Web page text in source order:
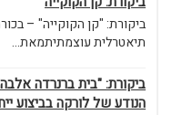
ביקורת: "קן הקוקייה" –
תיאטרלית עוצמתיתמאת...
ביקורת: "בית ברנרדה
הנודע של לורקה בביצוע